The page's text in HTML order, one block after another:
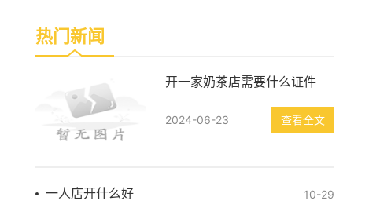
热门新闻
开一家奶茶店需要什么证件
2024-06-23 查看全文
一人店开什么好 10-29